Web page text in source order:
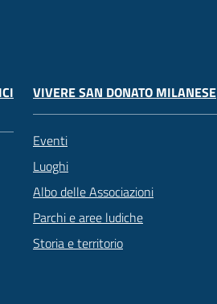
VIVERE SAN DONATO MILANESE
Eventi
Luoghi
Albo delle Associazioni
Parchi e aree ludiche
Storia e territorio